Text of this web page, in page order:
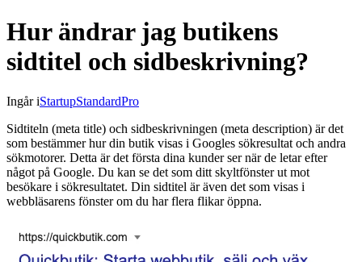
Hur ändrar jag butikens
sidtitel och sidbeskrivning?
Ingår iStartupStandardPro
Sidtiteln (meta title) och sidbeskrivningen (meta description) är det
som bestämmer hur din butik visas i Googles sökresultat och andra
sökmotorer. Detta är det första dina kunder ser när de letar efter
något på Google. Du kan se det som ditt skyltfönster ut mot
besökare i sökresultatet. Din sidtitel är även det som visas i
webbläsarens fönster om du har flera flikar öppna.